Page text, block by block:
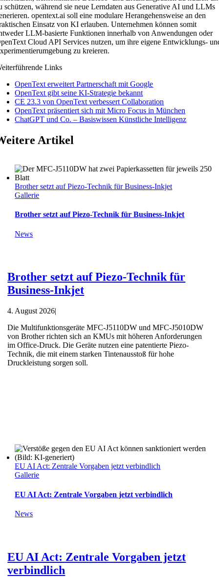
schützen, während sie neue Lerndaten aus Generative AI und LLMs
opentext.ai soll eine modulare Herangehensweise an den
Einsatz von KI erlauben. Unternehmen können somit
LLM-basierte Funktionen innerhalb von Anwendungen oder
Cloud API Services nutzen, um ihre eigene Entwicklungs-
zu kreieren.
Links
OpenText erweitert Partnerschaft mit Google
OpenText gibt seine KI-Strategie bekannt
CE 23.3 von OpenText verbessert Collaboration
OpenText präsentiert sich mit Micro Focus in München
ChatGPT und Co. – Basiswissen Künstliche Intelligenz
Artikel
Brother setzt auf Piezo-Technik für Business-Inkjet
Gallerie
Brother setzt auf Piezo-Technik für Business-Inkjet
News
Brother setzt auf Piezo-Technik für
Business-Inkjet
4. August 2026|
Die Multifunktionsgeräte MFC-J5110DW und MFC-J5010DW
von Brother richten sich an KMUs mit höheren Anforderungen
im Office-Druck. Die Geräte nutzen eine patentierte Piezo-
Technik, die mit einem starken Tintenausstoß für hohe
Druckleistung sorgen soll.
EU AI Act: Zentrale Vorgaben jetzt verbindlich
Gallerie
EU AI Act: Zentrale Vorgaben jetzt verbindlich
News
EU AI Act: Zentrale Vorgaben jetzt
verbindlich